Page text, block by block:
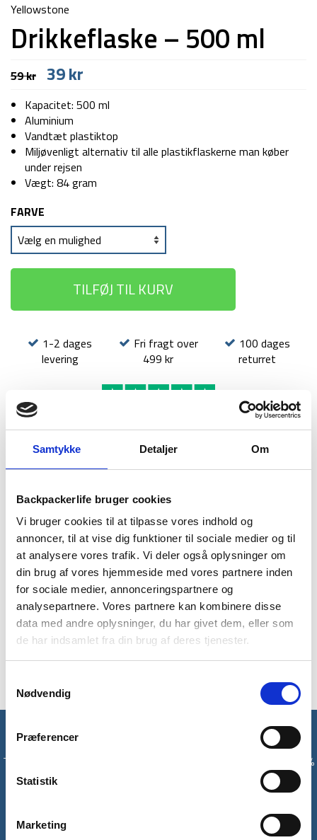
Samtykke Detaljer Om
Backpackerlife bruger cookies
Vi bruger cookies til at tilpasse vores indhold og
annoncer, til at vise dig funktioner til sociale medier og til
at analysere vores trafik. Vi deler også oplysninger om
din brug af vores hjemmeside med vores partnere inden
for sociale medier, annonceringspartnere og
analysepartnere. Vores partnere kan kombinere disse
data med andre oplysninger, du har givet dem, eller som
de har indsamlet fra din brug af deres tjenester.
Nødvendig
Præferencer
Statistik
Marketing
Yellowstone
Drikkeflaske – 500 ml
59kr Den
oprindelige
pris
var:
59 kr.
39kr
pris
39 kr.
Kapacitet: 500 ml
Aluminium
Vandtæt plastiktop
Miljøvenligt alternativ til alle plastikflaskerne man køber
under rejsen
Vægt: 84 gram
FARVE
TILFØJ TIL KURV
1-2 dages
levering
Fri fragt over
499 kr
100 dages
returret
BESKRIVELSE
YDERLIGERE INFORMATION
BRAND
Med Yellowstones drikkeflaske i aluminium har du en
funktionel og holdbar drikkeflaske, der med garanti overlever
hele din rejse! Flasken kan rumme 500 ml og passer ned i de
fleste flaskeholdere. Plastiktoppen sørger for at flasken
holder helt tæt, så du kan roligt pakke den ned i baggagen
under rejsen.
En drikkeflaske i aluminium er et miljøvenligt alternativ til, at
købe plastikflasker under turen – så det er godt for din
pengepung og for miljøet!
Få unikke tilbud og rabatter
Tilmeld dig vores nyhedsbrev og modtag med det samme en 10%